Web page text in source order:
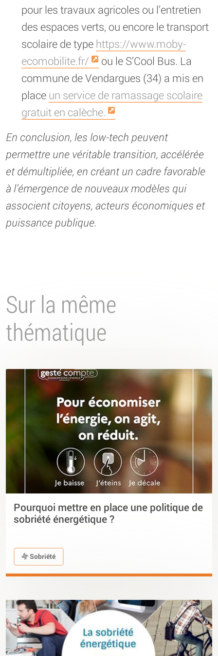
pour les travaux agricoles ou l’entretien
des espaces verts, ou encore le transport
scolaire de type https://www.moby-
ecomobilite.fr/
ou le S’Cool Bus. La
commune de Vendargues (34) a mis en
place un service de ramassage scolaire
gratuit en calèche.
En conclusion, les low-tech peuvent
permettre une véritable transition, accélérée
et démultipliée, en créant un cadre favorable
à l’émergence de nouveaux modèles qui
associent citoyens, acteurs économiques et
puissance publique.
Sur la même
thématique
Pourquoi mettre en place une politique de
sobriété énergétique ?
Sobriété